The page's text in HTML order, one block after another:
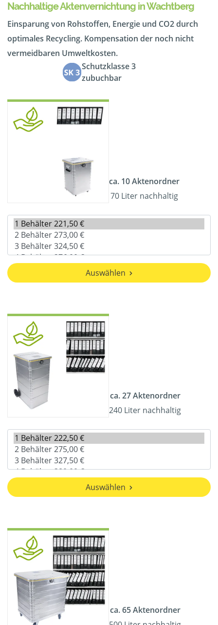
Nachhaltige Aktenvernichtung in Wachtberg
Einsparung von Rohstoffen, Energie und CO2 durch
optimales Recycling. Kompensation der noch nicht
vermeidbaren Umweltkosten.
Schutzklasse 3
zubuchbar
ca. 10 Aktenordner
70 Liter nachhaltig
Auswählen
ca. 27 Aktenordner
240 Liter nachhaltig
Auswählen
ca. 65 Aktenordner